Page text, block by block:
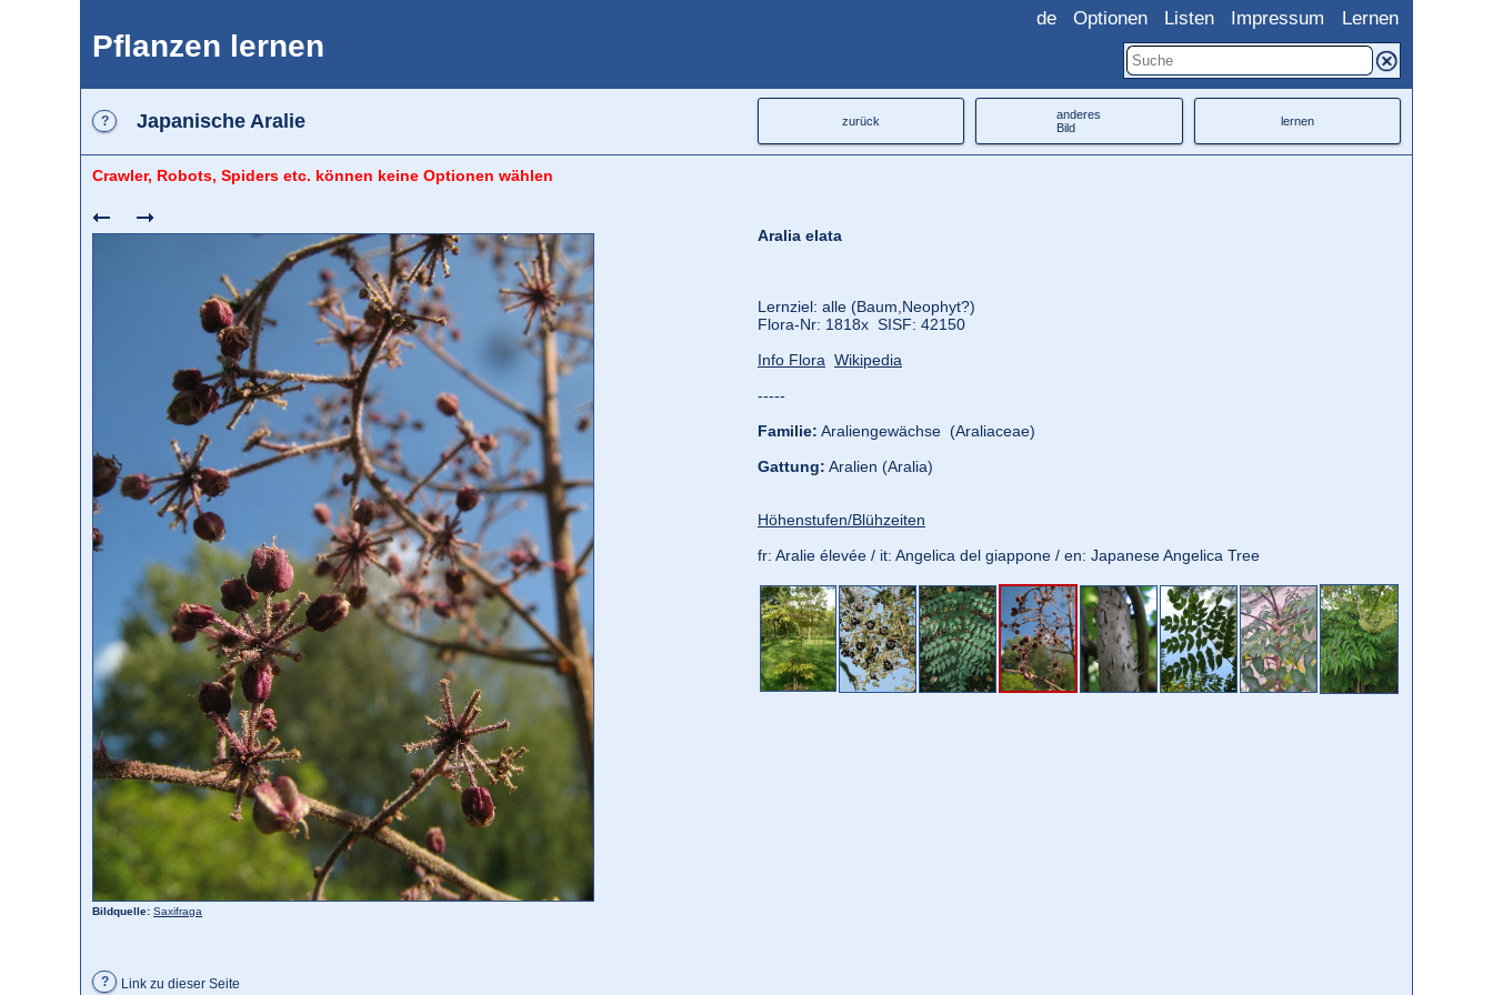
Pflanzen lernen
de Optionen Listen Impressum Lernen
? Japanische Aralie zurück
anderes
Bild
lernen
Crawler, Robots, Spiders etc. können keine Optionen wählen
Bildquelle: Saxifraga
Aralia elata
Lernziel: alle (Baum, Neophyt?)
Flora‑Nr: 1818x SISF: 42150
Info Flora Wikipedia
-----
Familie: Araliengewächse (Araliaceae)
Gattung: Aralien (Aralia)
Höhenstufen/Blühzeiten
fr: Aralie élevée / it: Angelica del giappone / en: Japanese Angelica Tree
? Link zu dieser Seite